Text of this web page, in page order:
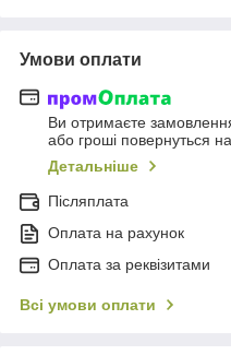
Умови оплати
Ви отримаєте
або гроші повернуться
Детальніше
Післяплата
Оплата на рахунок
Оплата за реквізитами
Всі умови оплати